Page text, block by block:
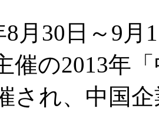
8月30日～9
催の2013年
され、中国